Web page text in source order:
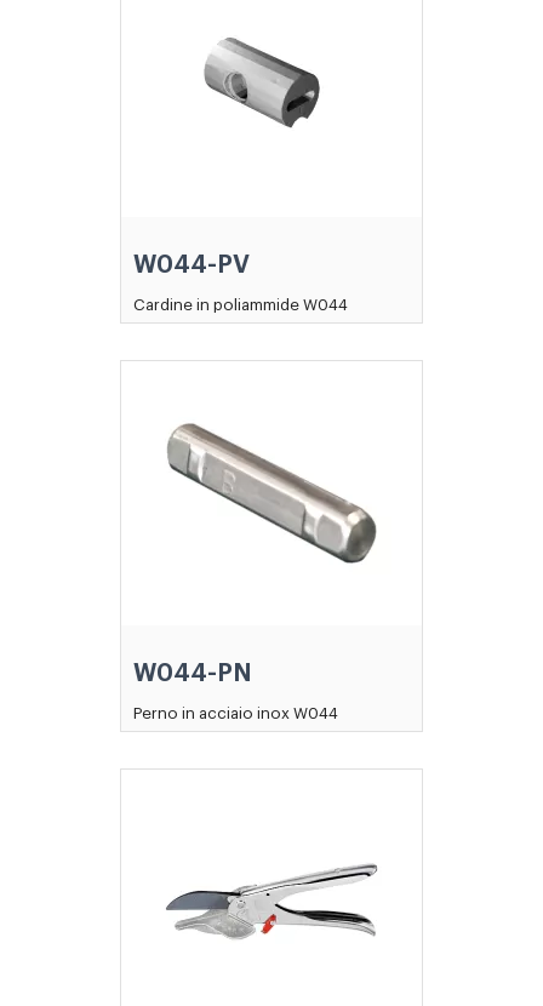
W044-PV
Cardine in poliammide W044
W044-PN
Perno in acciaio inox W044